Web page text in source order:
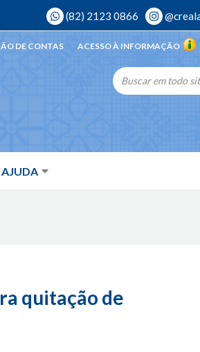
(82) 2123 0866
AJUDA
ACESSO À INFORMAÇÃO
DE CONTAS
quitação de